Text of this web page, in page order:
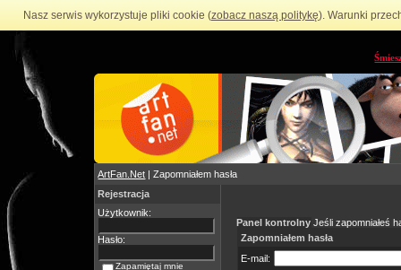
Nasz serwis wykorzystuje pliki cookie (zobacz naszą politykę). Warunki
ArtFan.Net | Zapomniałem hasła
Rejestracja
Użytkownik:
Hasło:
Zapamiętaj mnie
Panel kontrolny Jeśli zapomniałeś
Zapomniałem hasła
E-mail: